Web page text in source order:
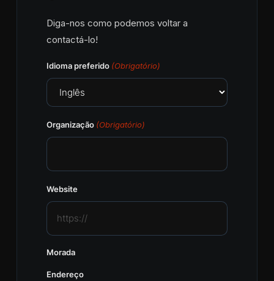
Diga-nos como podemos voltar a
contactá-lo!
Idioma preferido (Obrigatório)
Organização (Obrigatório)
Website
Morada
Endereço